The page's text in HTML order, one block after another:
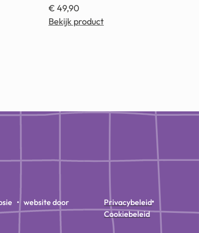
€ 49,90
Bekijk product
• website door
Privacybeleid
Cookiebeleid